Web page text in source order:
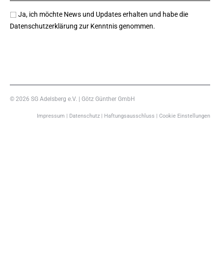
Ja, ich möchte News und Updates erhalten und habe die
Datenschutzerklärung zur Kenntnis genommen.
© 2026 SG Adelsberg e.V. | Götz Günther GmbH
Impressum | Datenschutz | Haftungsausschluss | Cookie Einstellungen